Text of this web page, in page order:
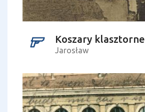
Koszary klasztorne
Jarosław